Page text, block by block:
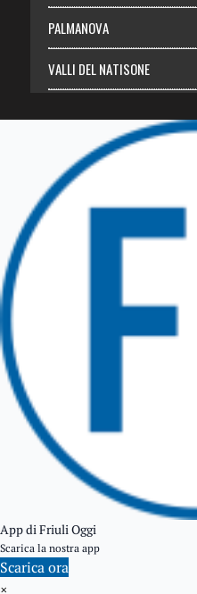
PALMANOVA
VALLI DEL NATISONE
TRICESIMO
TARCENTO
GEMONA DEL FRIULI
App di Friuli Oggi
Scarica la nostra app
Scarica ora
×